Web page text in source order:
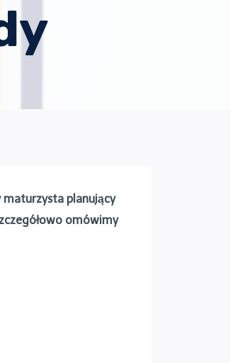
maturzysta planujący
omówimy